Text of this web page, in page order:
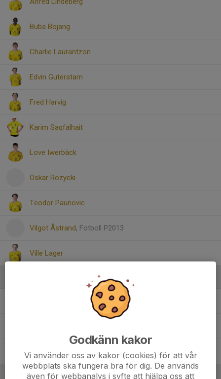
Buba Bojang
Charlie Laurantzon
Edvin Guterstam
Fred Harvig
Karim Saqfalhait
Love Iwerbäck
Oskar Rozycki
Teodor Paunovic
Vilgot Åstrand, Fotboll P2013
Ville Lager
Tränare
Jack Brandon-Cox Tränare
Godkänn kakor
Vi använder oss av kakor (cookies) för att vår
webbplats ska fungera bra för dig. De används
även för webbanalys i syfte att hjälpa oss att